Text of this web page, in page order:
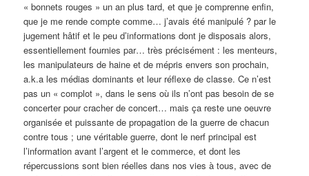
« bonnets rouges » un an plus tard, et que je comprenne enfin,
que je me rende compte comme… j’avais été manipulé ? par le
jugement hâtif et le peu d’informations dont je disposais alors,
essentiellement fournies par… très précisément : les menteurs,
les manipulateurs de haine et de mépris envers son prochain,
a.k.a les médias dominants et leur réflexe de classe. Ce n’est
pas un « complot », dans le sens où ils n’ont pas besoin de se
concerter pour cracher de concert… mais ça reste une oeuvre
organisée et puissante de propagation de la guerre de chacun
contre tous ; une véritable guerre, dont le nerf principal est
l’information avant l’argent et le commerce, et dont les
répercussions sont bien réelles dans nos vies à tous, avec de